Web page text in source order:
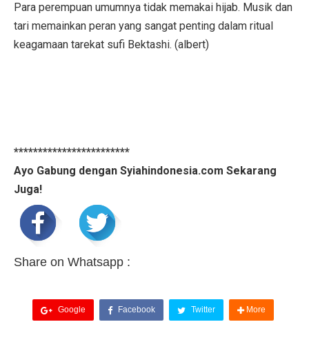
Para perempuan umumnya tidak memakai hijab. Musik dan
tari memainkan peran yang sangat penting dalam ritual
keagamaan tarekat sufi Bektashi. (albert)
************************
Ayo Gabung dengan Syiahindonesia.com Sekarang
Juga!
Share on Whatsapp :
Google Facebook Twitter More